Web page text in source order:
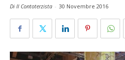
Di Il Contoterzista - 30 Novembre 2016